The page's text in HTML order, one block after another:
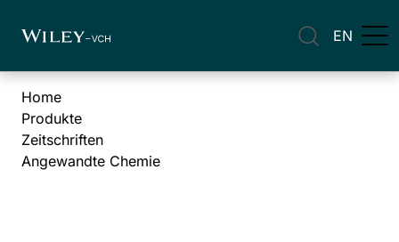
EN
Home
Produkte
Zeitschriften
Angewandte Chemie